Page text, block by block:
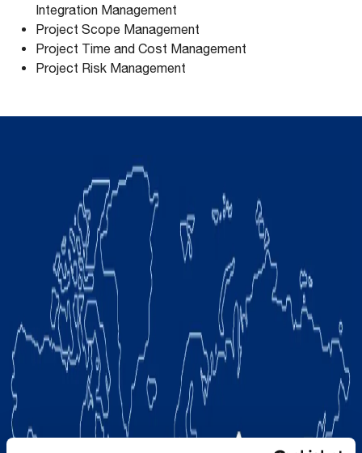
Integration Management
Project Scope Management
Project Time and Cost Management
Project Risk Management